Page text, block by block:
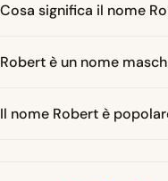
Cosa significa il nome
Robert è un nome
Il nome Robert è